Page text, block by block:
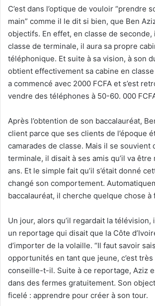
C’est dans l’optique de vouloir “prendre
main” comme il le dit si bien, que Ben
objectifs. En effet, en classe de seconde,
classe de terminale, il aura sa propre
téléphonique. Et suite à sa vision, à son
obtient effectivement sa cabine en
a commencé avec 2000 FCFA et s’est
vendre des téléphones à 50-60. 000
Après l’obtention de son baccalauréat,
client parce que ses clients de l’époque
camarades de classe. Mais il se souvient
terminale, il disait à ses amis qu’il va être
ans. Et le simple fait qu’il s’était donné
changé son comportement.
baccalauréat, il cherche quelque chose à
Un jour, alors qu’il regardait la
un reportage qui disait que la Côte
d’importer de la volaille. “Il faut savoir
opportunités en tant que jeune, c’est très
conseille-t-il. Suite à ce reportage, Aziz
dans des fermes gratuitement. Son
ficelé : apprendre pour créer à son tour.